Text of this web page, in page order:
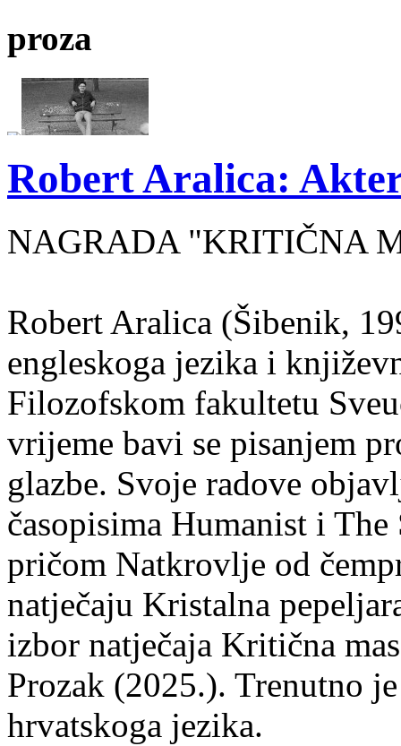
proza
Robert Aralica:
NAGRADA "KRITIČNA
Robert Aralica (Šibenik,
engleskoga jezika i
Filozofskom fakultetu
vrijeme bavi se pisanjem
glazbe. Svoje radove
časopisima Humanist i
pričom Natkrovlje od
natječaju Kristalna
izbor natječaja Kritična
Prozak (2025.). Trenutno
hrvatskoga jezika.